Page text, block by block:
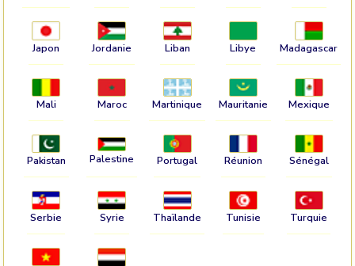
Japon Jordanie Liban Libye Madagascar
Mali Maroc Martinique Mauritanie Mexique
Pakistan Palestine Portugal Réunion Sénégal
Serbie Syrie Thaïlande Tunisie Turquie